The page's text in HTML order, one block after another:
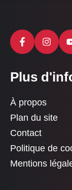
Plus
À propos
Plan du site
Contact
Politique de
Mentions